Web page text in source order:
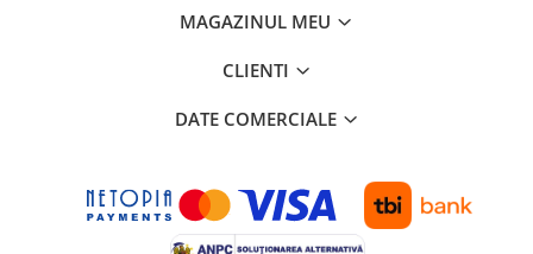
MAGAZINUL MEU
CLIENTI
DATE COMERCIALE